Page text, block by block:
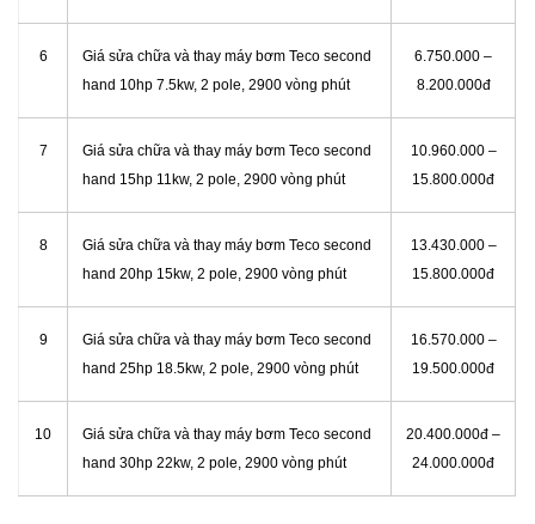
6
Giá sửa chữa và thay máy bơm Teco second
hand 10hp 7.5kw, 2 pole, 2900 vòng phút
6.750.000 –
8.200.000đ
7
Giá sửa chữa và thay máy bơm Teco second
hand 15hp 11kw, 2 pole, 2900 vòng phút
10.960.000 –
15.800.000đ
8
Giá sửa chữa và thay máy bơm Teco second
hand 20hp 15kw, 2 pole, 2900 vòng phút
13.430.000 –
15.800.000đ
9
Giá sửa chữa và thay máy bơm Teco second
hand 25hp 18.5kw, 2 pole, 2900 vòng phút
16.570.000 –
19.500.000đ
10
Giá sửa chữa và thay máy bơm Teco second
hand 30hp 22kw, 2 pole, 2900 vòng phút
20.400.000đ –
24.000.000đ